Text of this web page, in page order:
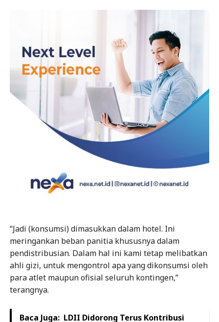
“Jadi (konsumsi) dimasukkan dalam hotel. Ini
meringankan beban panitia khususnya dalam
pendistribusian. Dalam hal ini kami tetap melibatkan
ahli gizi, untuk mengontrol apa yang dikonsumsi oleh
para atlet maupun ofisial seluruh kontingen,”
terangnya.
Baca Juga: LDII Didorong Terus Kontribusi